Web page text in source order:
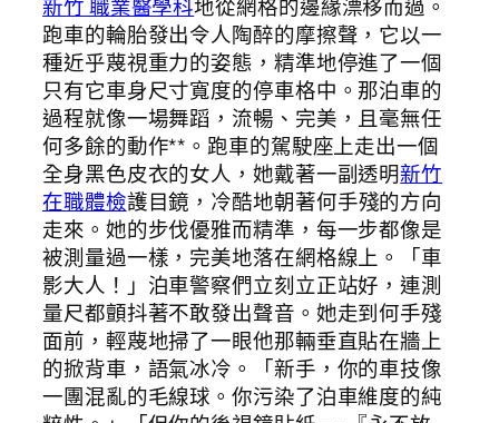
新竹 職業醫學科地從網格的邊緣漂移而過。
跑車的輪胎發出令人陶醉的摩擦聲，它以一
種近乎蔑視重力的姿態，精準地停進了一個
只有它車身尺寸寬度的停車格中。那泊車的
過程就像一場舞蹈，流暢、完美，且毫無任
何多餘的動作**。跑車的駕駛座上走出一個
全身黑色皮衣的女人，她戴著一副透明新竹
在職體檢護目鏡，冷酷地朝著何手殘的方向
走來。她的步伐優雅而精準，每一步都像是
被測量過一樣，完美地落在網格線上。「車
影大人！」泊車警察們立刻立正站好，連測
量尺都顫抖著不敢發出聲音。她走到何手殘
面前，輕蔑地掃了一眼他那輛垂直貼在牆上
的掀背車，語氣冰冷。「新手，你的車技像
一團混亂的毛線球。你污染了泊車維度的純